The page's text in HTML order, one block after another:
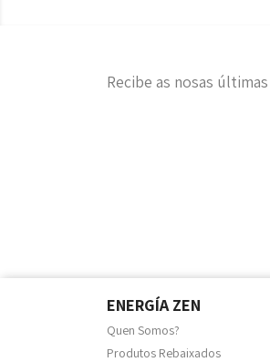
Recibe as nosas
ENERGÍA ZEN
Quen Somos?
Produtos Rebaixados